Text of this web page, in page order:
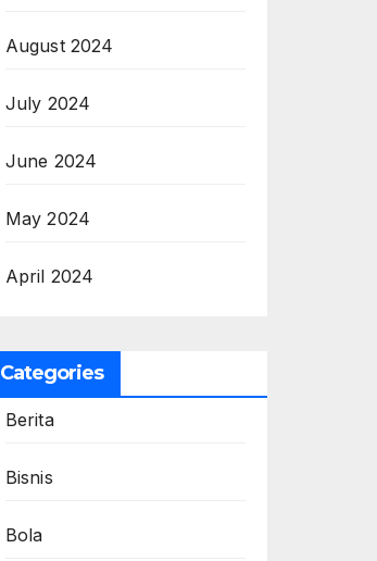
August 2024
July 2024
June 2024
May 2024
April 2024
Categories
Berita
Bisnis
Bola